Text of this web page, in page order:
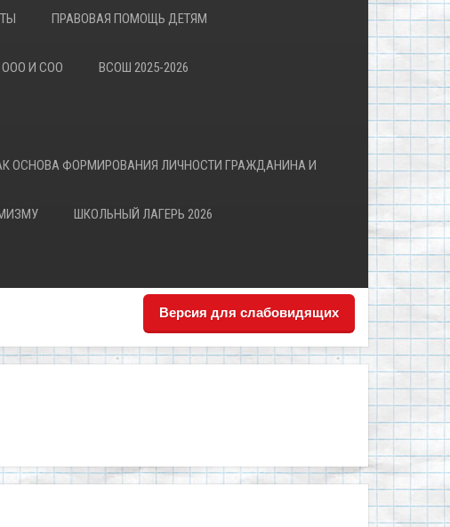
ПРАВОВАЯ ПОМОЩЬ ДЕТЯМ
И СОО ВСОШ 2025-2026
ОСНОВА ФОРМИРОВАНИЯ ЛИЧНОСТИ ГРАЖДАНИНА И
ШКОЛЬНЫЙ ЛАГЕРЬ 2026
Версия для слабовидящих